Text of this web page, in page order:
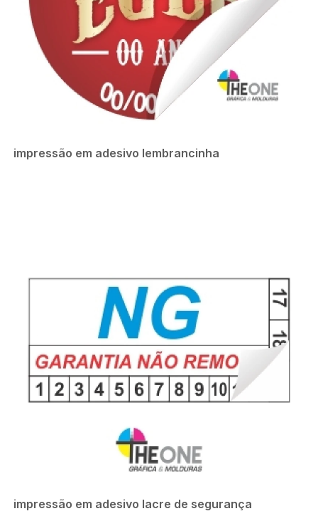
impressão em adesivo lembrancinha
impressão em adesivo lacre de segurança